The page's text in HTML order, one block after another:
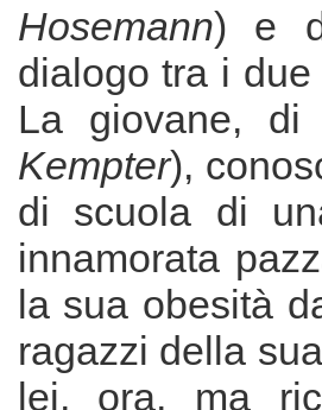
Hosemann) e
dialogo tra i
La giovane,
Kempter),
di scuola di
innamorata
la sua obesità
ragazzi della
lei, ora, ma